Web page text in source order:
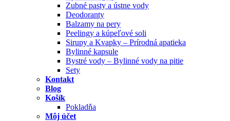
Zubné pasty a ústne vody
Deodoranty
Balzamy na pery
Peelingy a kúpeľové soli
Sirupy a Kvapky – Prírodná apatieka
Bylinné kapsule
Bystré vody – Bylinné vody na pitie
Sety
Kontakt
Blog
Košík
Pokladňa
Môj účet